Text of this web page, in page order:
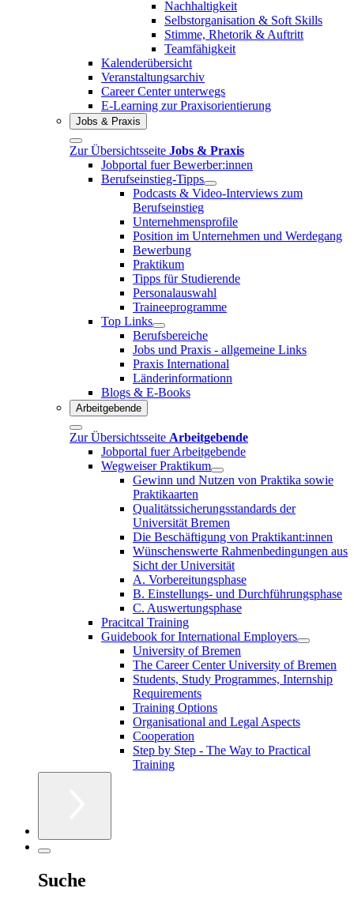
Nachhaltigkeit
Selbstorganisation & Soft Skills
Stimme, Rhetorik & Auftritt
Teamfähigkeit
Kalenderübersicht
Veranstaltungsarchiv
Career Center unterwegs
E-Learning zur Praxisorientierung
Jobs & Praxis
Zur Übersichtsseite Jobs & Praxis
Jobportal fuer Bewerber:innen
Berufseinstieg-Tipps
Podcasts & Video-Interviews zum
Berufseinstieg
Unternehmensprofile
Position im Unternehmen und Werdegang
Bewerbung
Praktikum
Tipps für Studierende
Personalauswahl
Traineeprogramme
Top Links
Berufsbereiche
Jobs und Praxis - allgemeine Links
Praxis International
Länderinformationn
Blogs & E-Books
Arbeitgebende
Zur Übersichtsseite Arbeitgebende
Jobportal fuer Arbeitgebende
Wegweiser Praktikum
Gewinn und Nutzen von Praktika sowie
Praktikaarten
Qualitätssicherungsstandards der
Universität Bremen
Die Beschäftigung von Praktikant:innen
Wünschenswerte Rahmenbedingungen aus
Sicht der Universität
A. Vorbereitungsphase
B. Einstellungs- und Durchführungsphase
C. Auswertungsphase
Pracitcal Training
Guidebook for International Employers
University of Bremen
The Career Center University of Bremen
Students, Study Programmes, Internship
Requirements
Training Options
Organisational and Legal Aspects
Cooperation
Step by Step - The Way to Practical
Training
Suche